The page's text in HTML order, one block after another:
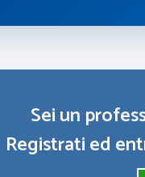
Sei un
Registrati ed